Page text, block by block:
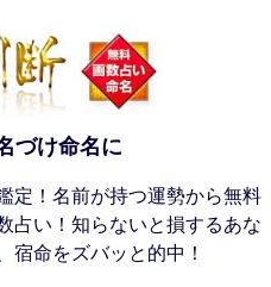
づけ命名に
定！名前が持つ運勢から無料
占い！知らないと損するあな
宿命をズバッと的中！